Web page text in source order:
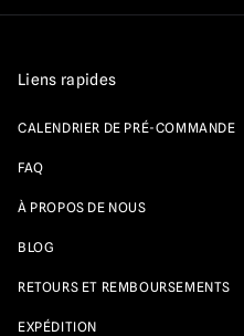
Liens rapides
CALENDRIER DE PRÉ-COMMANDE
FAQ
À PROPOS DE NOUS
BLOG
RETOURS ET REMBOURSEMENTS
EXPÉDITION